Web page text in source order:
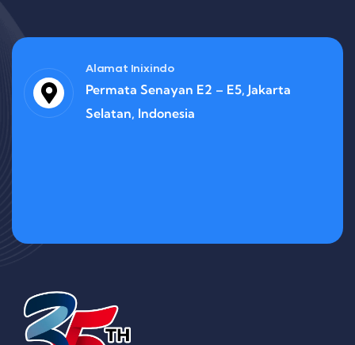
Alamat Inixindo
Permata Senayan E2 – E5, Jakarta
Selatan, Indonesia